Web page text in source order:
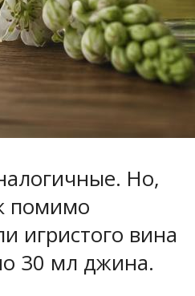
Но,
помимо
игристого вина
30 мл джина.